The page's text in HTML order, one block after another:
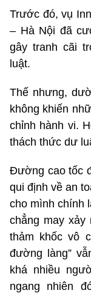
Trước đó, vụ
– Hà Nội đã
gây tranh cãi
luật.
Thế nhưng,
không khiến
chỉnh hành vi.
thách thức dư
Đường cao tốc
qui định về an
cho mình chính
chẳng may xảy
thảm khốc vô
đường làng”
khá nhiều
ngang nhiên